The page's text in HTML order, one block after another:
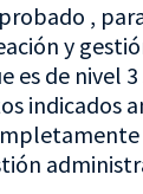
,
y
es de nivel
indicados